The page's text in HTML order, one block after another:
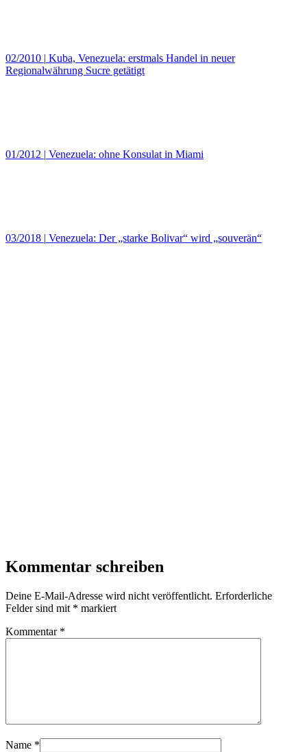
02/2010 | Kuba, Venezuela: erstmals Handel in neuer
Regionalwährung Sucre getätigt
01/2012 | Venezuela: ohne Konsulat in Miami
03/2018 | Venezuela: Der „starke Bolivar“ wird „souverän“
Kommentar schreiben
Deine E-Mail-Adresse wird nicht veröffentlicht. Erforderliche
Felder sind mit * markiert
Kommentar *
Name *